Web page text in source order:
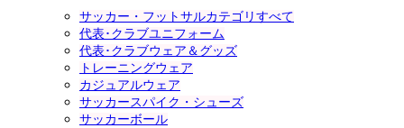
サッカー・フットサルカテゴリすべて
代表･クラブユニフォーム
代表･クラブウェア＆グッズ
トレーニングウェア
カジュアルウェア
サッカースパイク・シューズ
サッカーボール